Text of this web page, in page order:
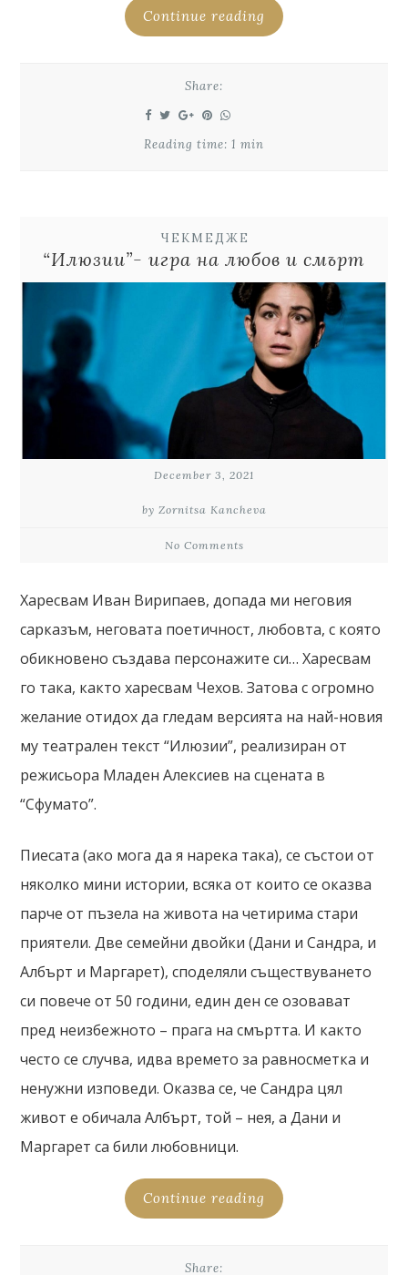
Continue reading
Share:
Reading time: 1 min
ЧЕКМЕДЖЕ
“Илюзии”- игра на любов и смърт
December 3, 2021
by Zornitsa Kancheva
No Comments
Харесвам Иван Вирипаев, допада ми неговия
сарказъм, неговата поетичност, любовта, с която
обикновено създава персонажите си… Харесвам
го така, както харесвам Чехов. Затова с огромно
желание отидох да гледам версията на най-новия
му театрален текст “Илюзии”, реализиран от
режисьора Младен Алексиев на сцената в
“Сфумато”.
Пиесата (ако мога да я нарека така), се състои от
няколко мини истории, всяка от които се оказва
парче от пъзела на живота на четирима стари
приятели. Две семейни двойки (Дани и Сандра, и
Албърт и Маргарет), споделяли съществуването
си повече от 50 години, един ден се озовават
пред неизбежното – прага на смъртта. И както
често се случва, идва времето за равносметка и
ненужни изповеди. Оказва се, че Сандра цял
живот е обичала Албърт, той – нея, а Дани и
Маргарет са били любовници.
Continue reading
Share: